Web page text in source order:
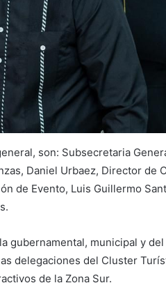
son: Subsecretaria
Daniel Urbaez, Director de
de Evento, Luis Guillermo
gubernamental, municipal y
delegaciones del Cluster
de la Zona Sur.